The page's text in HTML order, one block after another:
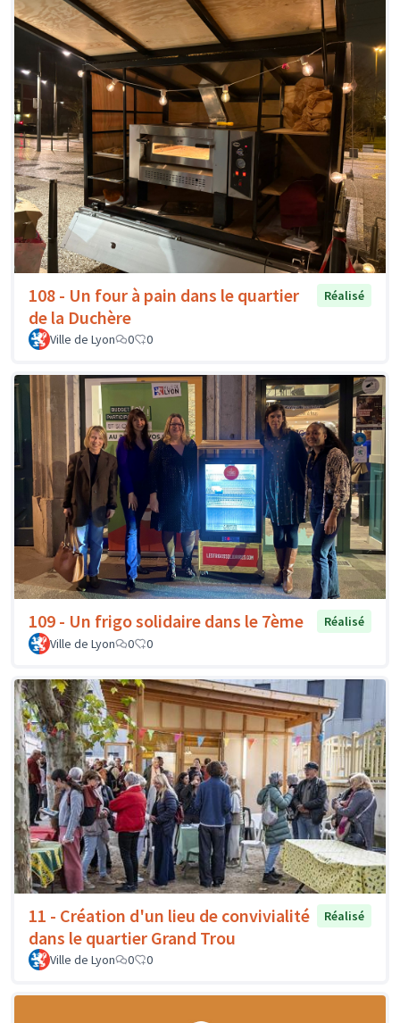
108 - Un four à pain dans le quartier
de la Duchère
Réalisé
Ville de Lyon 0 0
109 - Un frigo solidaire dans le 7ème
Réalisé
Ville de Lyon
0 0
11 - Création d'un lieu de convivialité
dans le quartier Grand Trou
Réalisé
Ville de Lyon 0 0